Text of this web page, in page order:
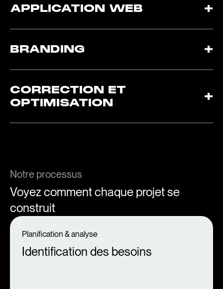
par les moteurs de recherche : structure HTML, performances,
pratiques du web.
APPLICATION WEB +
d’outils de gestion et d’intégrations sur mesure permettant
spécifiques.
BRANDING +
palette de couleurs, la typographie, les guides de marque et les
éléments graphiques assurant une image cohérente sur tous les
supports.
CORRECTION ET
OPTIMISATION
+
Notre processus
Voyez comment chaque projet se
construit
Planification & analyse
Identification des besoins